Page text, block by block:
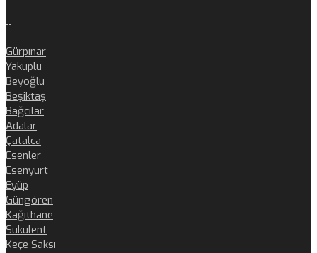
..
Gürpınar
Yakuplu
Beyoğlu
Beşiktaş
Bağcılar
Adalar
Çatalca
Esenler
Esenyurt
Eyüp
Güngören
Kağıthane
Sukulent
Keçe Saksı